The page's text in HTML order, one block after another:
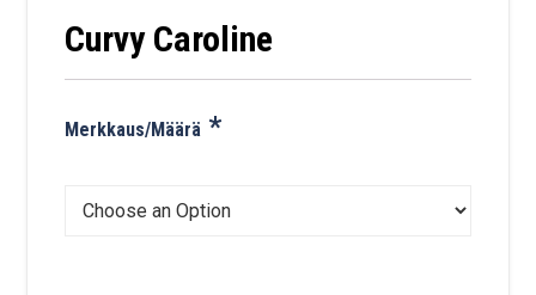
Curvy Caroline
Merkkaus/Määrä*